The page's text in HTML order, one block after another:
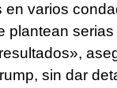
en varios
plantean
sin dar